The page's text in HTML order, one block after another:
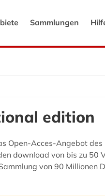
Sammlungen
edition
Open-Acces-Angebot
download von bis zu
von 90